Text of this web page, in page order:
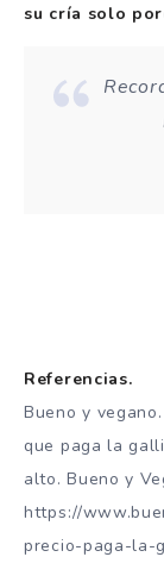
su cría solo
Referencias.
Bueno y
que paga la
alto. Bueno y
https://
precio-paga-la-